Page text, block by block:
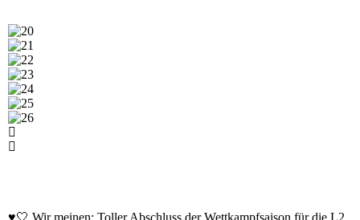
♥️🤍 Wir meinen: Toller Abschluss der Wettkampfsaison für die L2